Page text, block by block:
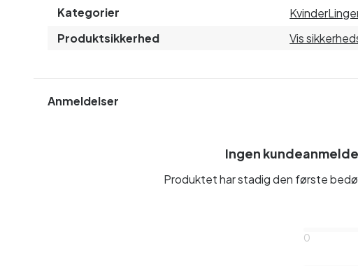
Kategorier
Kvinder
Produktsikkerhed
Vis
Anmeldelser
Ingen
Produktet har stadig den første
0